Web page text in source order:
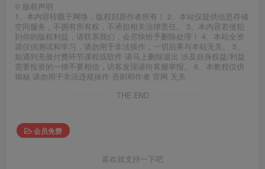
© 版权声明
1、本内容转载于网络，版权归原作者所有！ 2、本站仅提供信息存储
空间服务，不拥有所有权，不承担相关法律责任。 3、本内容若侵犯
到你的版权利益，请联系我们，会尽快给予删除处理！ 4、本站全资
源仅供测试和学习，请勿用于非法操作，一切后果与本站无关。 5、
如遇到充值付费环节课程或软件 请马上删除退出 涉及自身权益/利益
需要投资的一律不要相信，访客发现请向客服举报。 6、本教程仅供
揭秘 请勿用于非法违规操作 否则和作者 官网 无关
THE END
会员免费
喜欢就支持一下吧